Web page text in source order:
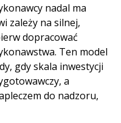
nadal ma
zależy na silnej,
dopracować
Ten model
gdy skala inwestycji
a
do nadzoru,